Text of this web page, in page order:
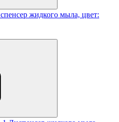
жидкого мыла, цвет: